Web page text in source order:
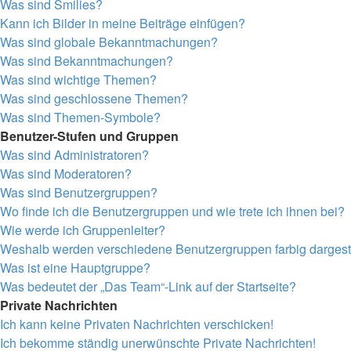
Was sind Smilies?
Kann ich Bilder in meine Beiträge einfügen?
Was sind globale Bekanntmachungen?
Was sind Bekanntmachungen?
Was sind wichtige Themen?
Was sind geschlossene Themen?
Was sind Themen-Symbole?
Benutzer-Stufen und Gruppen
Was sind Administratoren?
Was sind Moderatoren?
Was sind Benutzergruppen?
Wo finde ich die Benutzergruppen und wie trete ich ihnen bei?
Wie werde ich Gruppenleiter?
Weshalb werden verschiedene Benutzergruppen farbig
Was ist eine Hauptgruppe?
Was bedeutet der „Das Team“-Link auf der Startseite?
Private Nachrichten
Ich kann keine Privaten Nachrichten verschicken!
Ich bekomme ständig unerwünschte Private Nachrichten!